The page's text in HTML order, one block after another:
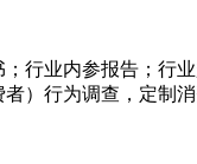
行业内参报告；行
）行为调查，定制